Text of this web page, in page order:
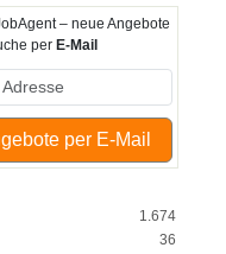
– neue Angebote
per E-Mail
per E-Mail
1.674
36